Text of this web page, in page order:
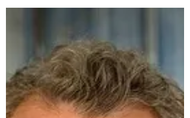
Nous serons au salon national
de la femme de Québec le 9 et
10 novembre prochain.